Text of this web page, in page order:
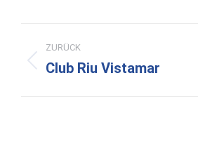
ZURÜCK
Vorheriger
Club Riu Vistamar